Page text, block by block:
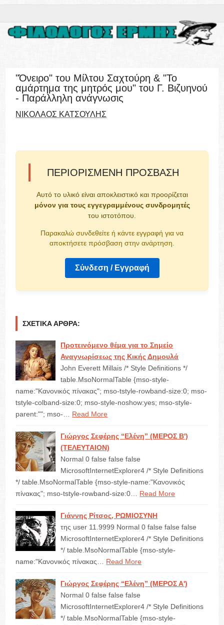
"Όνειρο" του Μίλτου Σαχτούρη & "Το
αμάρτημα της μητρός μου" του Γ. Βιζυηνού
- Παράλληλη ανάγνωσις
ΝΙΚΟΛΑΟΣ ΚΑΤΣΟΥΛΗΣ
ΠΕΡΙΟΡΙΣΜΈΝΗ ΠΡΌΣΒΑΣΗ
Αυτό το υλικό είναι αποκλειστικό και προορίζεται
μόνον για τους εγγεγραμμένους συνδρομητές
του ιστοτόπου.
Παρακαλώ συνδεθείτε ή κάντε εγγραφή για να
αποκτήσετε πρόσβαση στην ανάρτηση.
Σύνδεση / Εγγραφή
ΣΧΕΤΙΚΆ ΆΡΘΡΑ:
Προτεινόμενο θέμα για το Σημείο
Αναγνωρίσεως της Κικής Δημουλά
John Everett Millais /* Style Definitions */
table.MsoNormalTable {mso-style-
name:"Κανονικός πίνακας"; mso-tstyle-rowband-size:0; mso-
tstyle-colband-size:0; mso-style-noshow:yes; mso-style-
parent:""; mso-…
Read More
Γιώργος Σεφέρης “Ελένη” (ΜΕΡΟΣ Β')
(ΤΕΛΕΥΤΑΙΟΝ)
Normal 0 false false false
MicrosoftInternetExplorer4 /* Style Definitions
*/ table.MsoNormalTable {mso-style-name:"Κανονικός
πίνακας"; mso-tstyle-rowband-size:0…
Read More
Γιάννης Ρίτσος, ΡΩΜΙΟΣΥΝΗ
της user 11.9999 Normal 0 false false false
MicrosoftInternetExplorer4 /* Style Definitions
*/ table.MsoNormalTable {mso-style-
name:"Κανονικός πίνακας…
Read More
Γιώργος Σεφέρης “Ελένη” (ΜΕΡΟΣ Α')
Normal 0 false false false
MicrosoftInternetExplorer4 /* Style Definitions
*/ table.MsoNormalTable {mso-style-